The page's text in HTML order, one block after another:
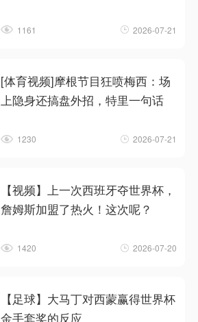
1161 2026-07-21
[体育视频]摩根节目狂喷梅西：场
上隐身还搞盘外招，特里一句话
1230 2026-07-21
【视频】上一次西班牙夺世界杯，
詹姆斯加盟了热火！这次呢？
1420 2026-07-20
【足球】大马丁对西蒙赢得世界杯
金手套奖的反应